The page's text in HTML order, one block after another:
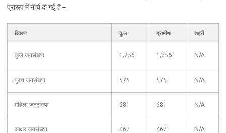
प्रारूप में नीचे दी गई है –
विवरण कुल ग्रामीण शहरी
कुल जनसंख्या 1,256 1,256 N/A
पुरुष जनसंख्या 575 575 N/A
महिला जनसंख्या 681 681 N/A
साक्षर जनसंख्या 467 467 N/A